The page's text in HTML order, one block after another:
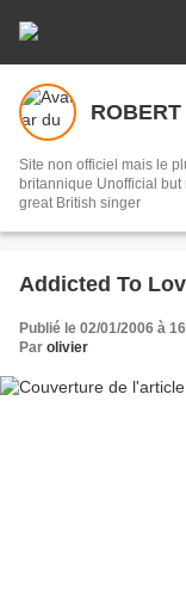
Site non officiel mais le
britannique Unofficial but most comprehensive site dedicated to the late
great British singer
Addicted To
Publié le 02/01/2006 à
Par olivier